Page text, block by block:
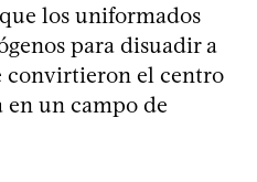
los uniformados
para disuadir a
convirtieron el centro
un campo de